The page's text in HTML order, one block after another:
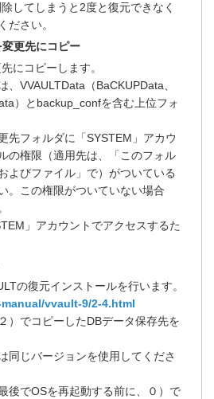
してしまうと2度と復元できなく
ださい。
更先にコピー
にコピーします。
、VVAULTData（BaCKUPData、
）とbackup_confを含む上位フォ
先フォルダに「SYSTEM」アカウ
の権限（適用先は、「このフォル
よびファイル」で）がついている
。この権限がついていない場合
」アカウントでアクセスするた
の復元インストールを行います。
vvault-9/2-4.html
でコピーしたDBデータ保存先を
同じバージョンを使用してくださ
後でOSを再起動する前に、０）で